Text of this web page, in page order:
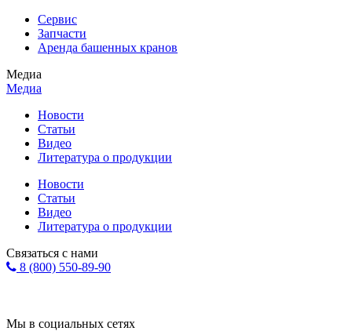
Сервис
Запчасти
Аренда башенных кранов
Медиа
Медиа
Новости
Статьи
Видео
Литература о продукции
Новости
Статьи
Видео
Литература о продукции
Связаться с нами
8 (800) 550-89-90
Мы в социальных сетях